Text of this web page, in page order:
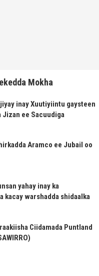
Mokha
inay Xuutiyiintu gaysteen
ee Sacuudiga
Aramco ee Jubail oo
yahay inay ka
kacay warshadda shidaalka
Ciidamada Puntland